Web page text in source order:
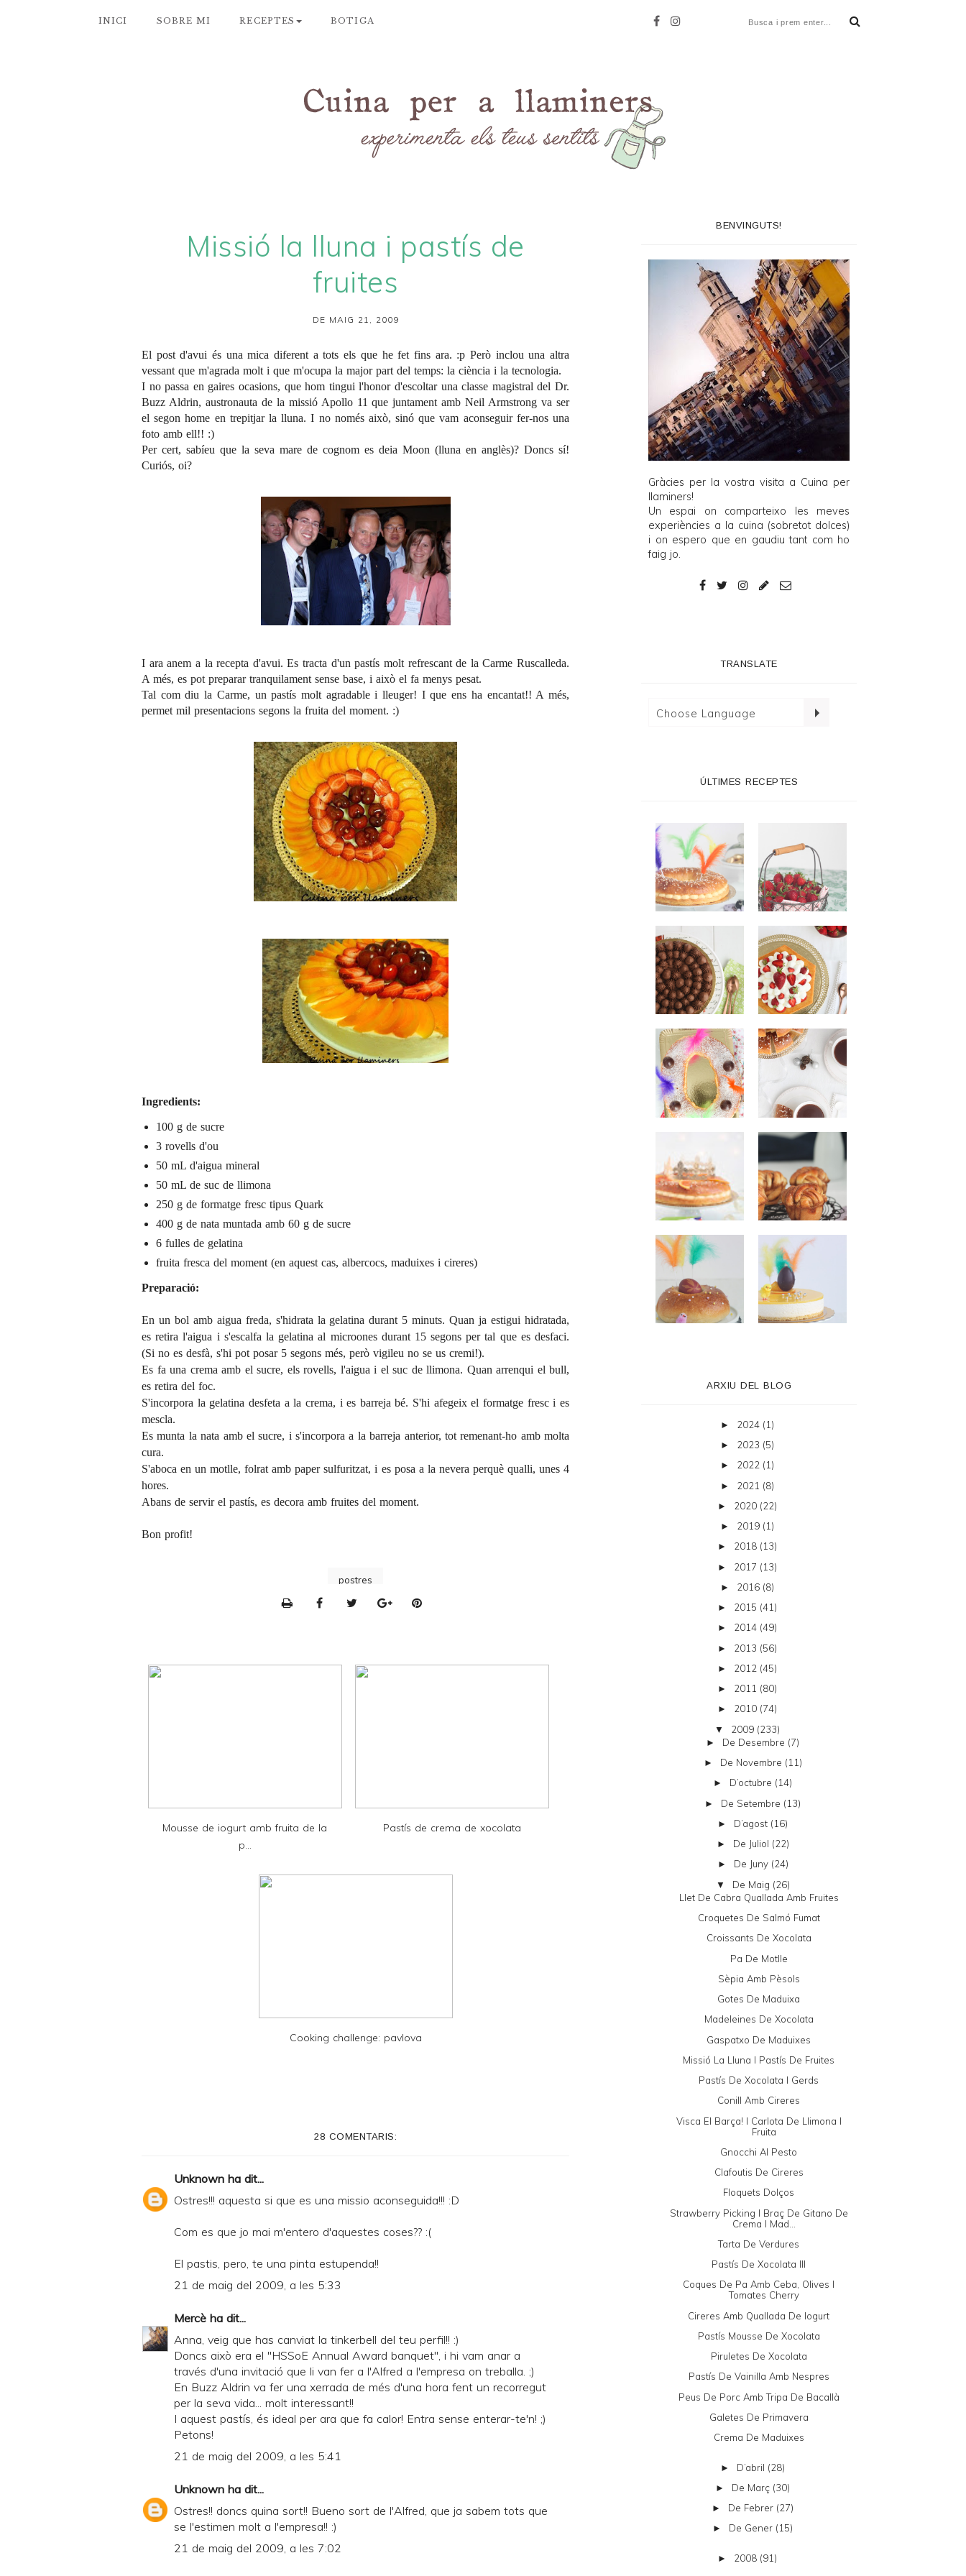
INICI SOBRE MI RECEPTES BOTIGA
Missió la lluna i pastís de
fruites
DE MAIG 21, 2009
El post d'avui és una mica diferent a tots els que he fet fins ara. :p Però inclou una altra
vessant que m'agrada molt i que m'ocupa la major part del temps: la ciència i la tecnologia.
I no passa en gaires ocasions, que hom tingui l'honor d'escoltar una classe magistral del Dr.
Buzz Aldrin, austronauta de la missió Apollo 11 que juntament amb Neil Armstrong va ser
el segon home en trepitjar la lluna. I no només això, sinó que vam aconseguir fer-nos una
foto amb ell!! :)
Per cert, sabíeu que la seva mare de cognom es deia Moon (lluna en anglès)? Doncs sí!
Curiós, oi?
I ara anem a la recepta d'avui. Es tracta d'un pastís molt refrescant de la Carme Ruscalleda.
A més, es pot preparar tranquilament sense base, i això el fa menys pesat.
Tal com diu la Carme, un pastís molt agradable i lleuger! I que ens ha encantat!! A més,
permet mil presentacions segons la fruita del moment. :)
Ingredients:
100 g de sucre
3 rovells d'ou
50 mL d'aigua mineral
50 mL de suc de llimona
250 g de formatge fresc tipus Quark
400 g de nata muntada amb 60 g de sucre
6 fulles de gelatina
fruita fresca del moment (en aquest cas, albercocs, maduixes i cireres)
Preparació:
En un bol amb aigua freda, s'hidrata la gelatina durant 5 minuts. Quan ja estigui hidratada,
es retira l'aigua i s'escalfa la gelatina al microones durant 15 segons per tal que es desfaci.
(Si no es desfà, s'hi pot posar 5 segons més, però vigileu no se us cremi!).
Es fa una crema amb el sucre, els rovells, l'aigua i el suc de llimona. Quan arrenqui el bull,
es retira del foc.
S'incorpora la gelatina desfeta a la crema, i es barreja bé. S'hi afegeix el formatge fresc i es
mescla.
Es munta la nata amb el sucre, i s'incorpora a la barreja anterior, tot remenant-ho amb molta
cura.
S'aboca en un motlle, folrat amb paper sulfuritzat, i es posa a la nevera perquè qualli, unes 4
hores.
Abans de servir el pastís, es decora amb fruites del moment.
Bon profit!
postres
n
F
Mousse de iogurt amb fruita de la
p...
Pastís de crema de xocolata
Cooking challenge: pavlova
28 COMENTARIS:
Unknown ha dit...
Ostres!!! aquesta si que es una missio aconseguida!!! :D
Com es que jo mai m'entero d'aquestes coses?? :(
El pastis, pero, te una pinta estupenda!!
21 de maig del 2009, a les 5:33
Mercè ha dit...
Anna, veig que has canviat la tinkerbell del teu perfil!! :)
Doncs això era el "HSSoE Annual Award banquet", i hi vam anar a
través d'una invitació que li van fer a l'Alfred a l'empresa on treballa. ;)
En Buzz Aldrin va fer una xerrada de més d'una hora fent un recorregut
per la seva vida... molt interessant!!
I aquest pastís, és ideal per ara que fa calor! Entra sense enterar-te'n! ;)
Petons!
21 de maig del 2009, a les 5:41
Unknown ha dit...
Ostres!! doncs quina sort!! Bueno sort de l'Alfred, que ja sabem tots que
se l'estimen molt a l'empresa!! :)
21 de maig del 2009, a les 7:02
BENVINGUTS!
Gràcies per la vostra visita a Cuina per
llaminers!
Un espai on comparteixo les meves
experiències a la cuina (sobretot dolces)
i on espero que en gaudiu tant com ho
faig jo.
TRANSLATE
ÚLTIMES RECEPTES
ARXIU DEL BLOG
► 2024 (1)
► 2023 (5)
► 2022 (1)
► 2021 (8)
► 2020 (22)
► 2019 (1)
► 2018 (13)
► 2017 (13)
► 2016 (8)
► 2015 (41)
► 2014 (49)
► 2013 (56)
► 2012 (45)
► 2011 (80)
► 2010 (74)
▼ 2009 (233)
► De Desembre (7)
► De Novembre (11)
► D’octubre (14)
► De Setembre (13)
► D’agost (16)
► De Juliol (22)
► De Juny (24)
▼ De Maig (26)
Llet De Cabra Quallada Amb Fruites
Croquetes De Salmó Fumat
Croissants De Xocolata
Pa De Motlle
Sèpia Amb Pèsols
Gotes De Maduixa
Madeleines De Xocolata
Gaspatxo De Maduixes
Missió La Lluna I Pastís De Fruites
Pastís De Xocolata I Gerds
Conill Amb Cireres
Visca El Barça! I Carlota De Llimona I
Fruita
Gnocchi Al Pesto
Clafoutis De Cireres
Floquets Dolços
Strawberry Picking I Braç De Gitano De
Crema I Mad...
Tarta De Verdures
Pastís De Xocolata III
Coques De Pa Amb Ceba, Olives I
Tomates Cherry
Cireres Amb Quallada De Iogurt
Pastís Mousse De Xocolata
Piruletes De Xocolata
Pastís De Vainilla Amb Nespres
Peus De Porc Amb Tripa De Bacallà
Galetes De Primavera
Crema De Maduixes
► D’abril (28)
► De Març (30)
► De Febrer (27)
► De Gener (15)
► 2008 (91)